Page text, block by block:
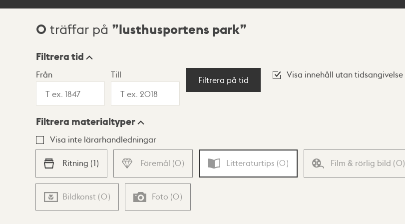
Sökresultat
0 träffar på lusthusportens park
Visningsläge
Lista Karta
Filtrera tid
Från Till
Filtrera på tid
Visa innehåll utan tidsangivelse
Filtrera materialtyper
Visa inte lärarhandledningar
Ritning (1) Föremål (0) Litteraturtips (0) Film & rörlig bild (0)
Bildkonst (0) Foto (0)